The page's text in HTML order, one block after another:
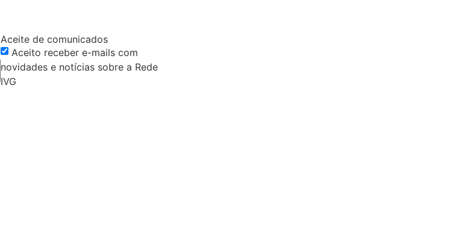
Aceite de comunicados
Aceito receber e-mails com
novidades e notícias sobre a Rede
IVG